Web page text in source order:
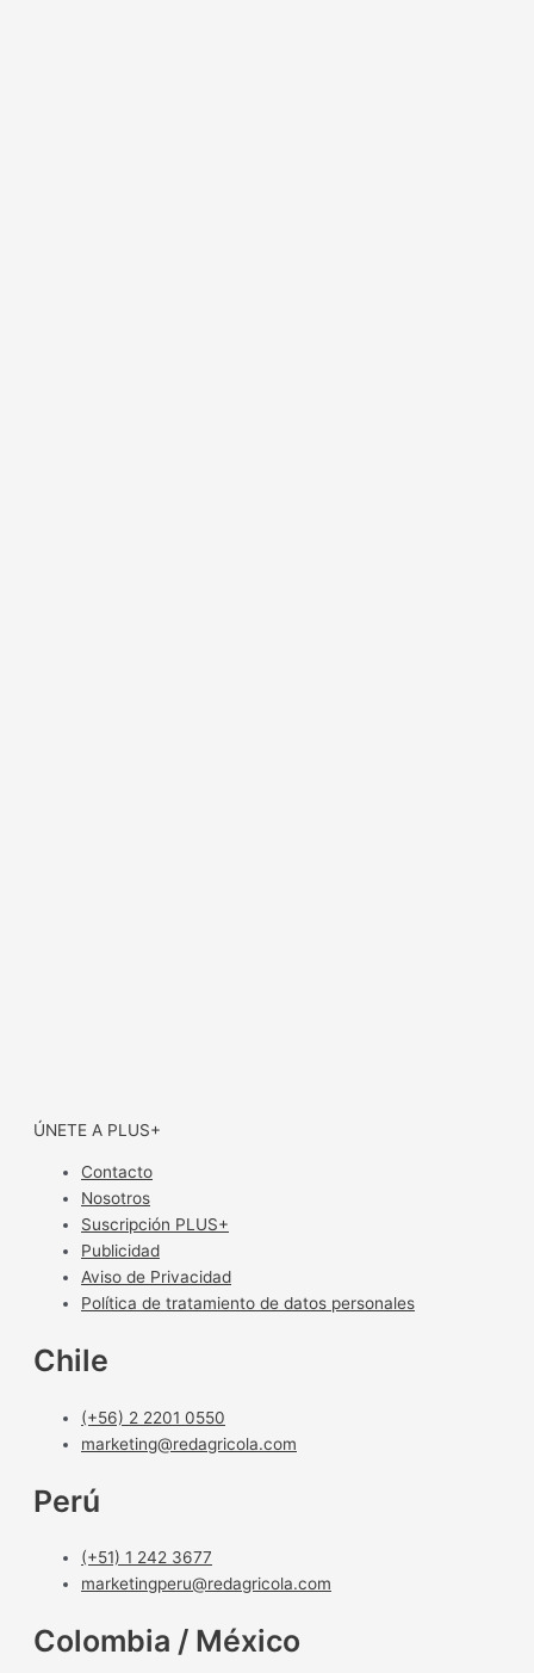
ÚNETE A PLUS+
Contacto
Nosotros
Suscripción PLUS+
Publicidad
Aviso de Privacidad
Política de tratamiento de datos personales
Chile
(+56) 2 2201 0550
marketing@redagricola.com
Perú
(+51) 1 242 3677
marketingperu@redagricola.com
Colombia / México